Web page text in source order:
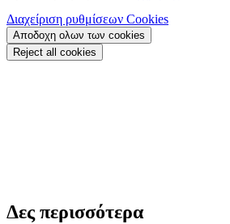
Διαχείριση ρυθμίσεων Cookies
Αποδοχη ολων των cookies
Reject all cookies
Δες περισσότερα